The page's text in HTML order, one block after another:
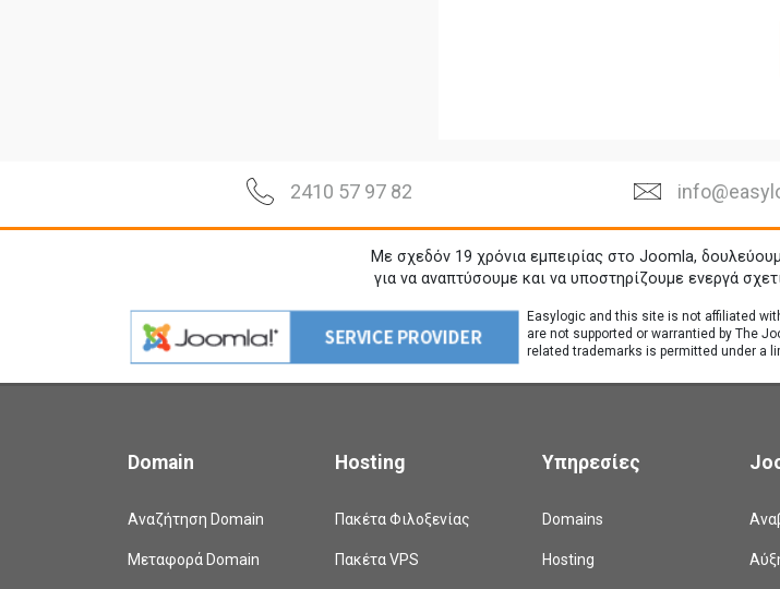
2410 57 97 82
Με σχεδόν 19 χρόνια εμπειρίας στο Joomla,
για να αναπτύσουμε και να υποστηρίζουμε ενεργά
Easylogic and this site is not affiliated
are not supported or warrantied by The
related trademarks is permitted under a
Domain
Αναζήτηση Domain
Μεταφορά Domain
Hosting
Πακέτα Φιλοξενίας
Πακέτα VPS
Υπηρεσίες
Domains
Hosting